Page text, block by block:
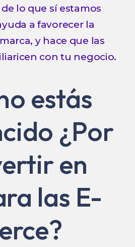
lo que sí estamos
a favorecer la
y hace que las
con tu negocio.
estás
¿Por
en
las E-